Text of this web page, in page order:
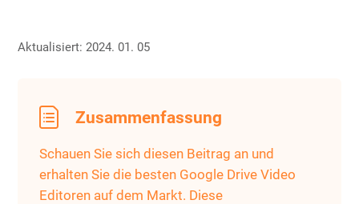
Aktualisiert: 2024. 01. 05
Zusammenfassung
Schauen Sie sich diesen Beitrag an und
erhalten Sie die besten Google Drive Video
Editoren auf dem Markt. Diese